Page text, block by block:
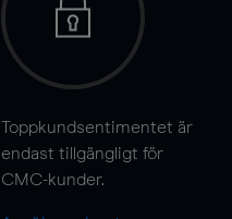
Toppkundsentimentet är
endast tillgängligt för
CMC-kunder.